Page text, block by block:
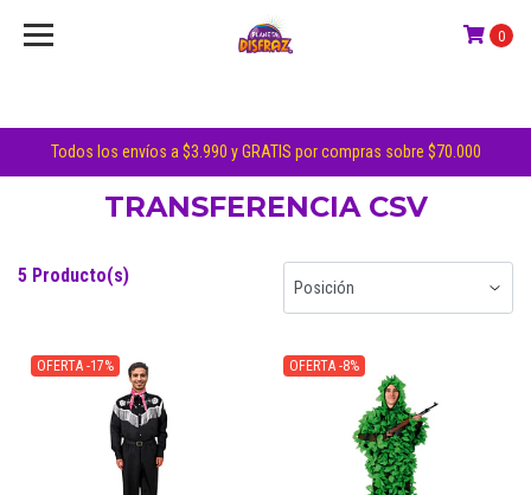
Todos los envíos a $3.990 y GRATIS por compras sobre $70.000
0
TRANSFERENCIA CSV
5 Producto(s)
OFERTA -17% OFERTA -8%